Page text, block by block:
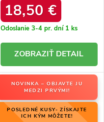
18,50 €
Odoslanie 3-4 pr. dní 1 ks
DETAIL
NOVINKA – OBJAVTE JU
MEDZI PRVÝMI!
POSLEDNÉ KUSY- ZÍSKAJTE
ICH KÝM MÔŽETE!